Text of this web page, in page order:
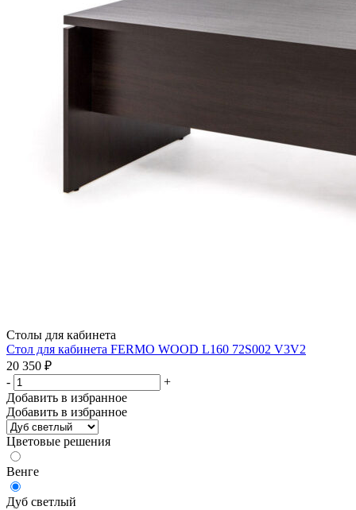
Столы для кабинета
Стол для кабинета FERMO WOOD L160 72S002 V3V2
20 350 ₽
-
+
Добавить в избранное
Добавить в избранное
Цветовые решения
Венге
Дуб светлый